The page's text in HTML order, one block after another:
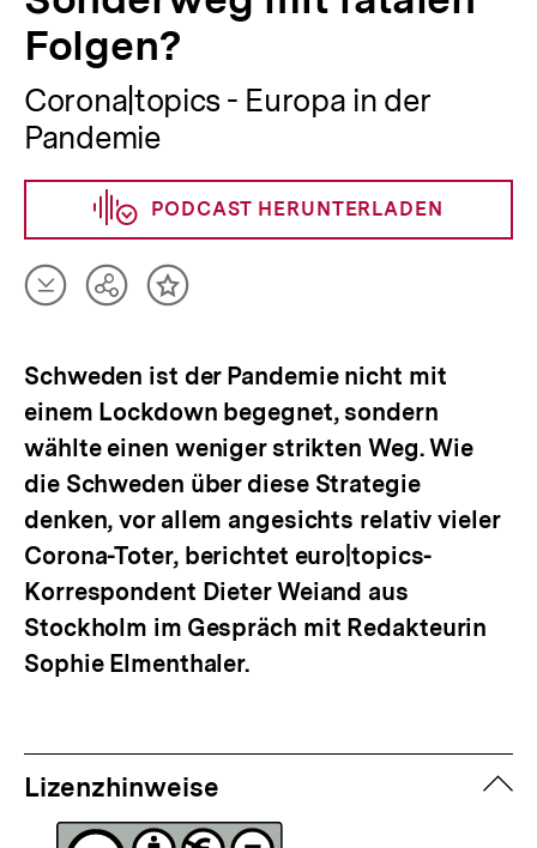
Folgen?
Corona|topics - Europa in der
Pandemie
PODCAST HERUNTERLADEN
Artikel
herunterladen
TeilenInhalt
Schweden ist der Pandemie nicht mit
einem Lockdown begegnet, sondern
wählte einen weniger strikten Weg. Wie
die Schweden über diese Strategie
denken, vor allem angesichts relativ vieler
Corona-Toter, berichtet euro|topics-
Korrespondent Dieter Weiand aus
Stockholm im Gespräch mit Redakteurin
Sophie Elmenthaler.
Lizenzhinweise